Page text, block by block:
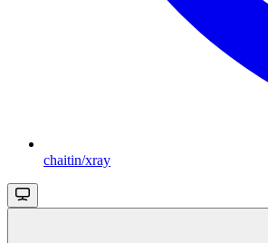
chaitin/xray